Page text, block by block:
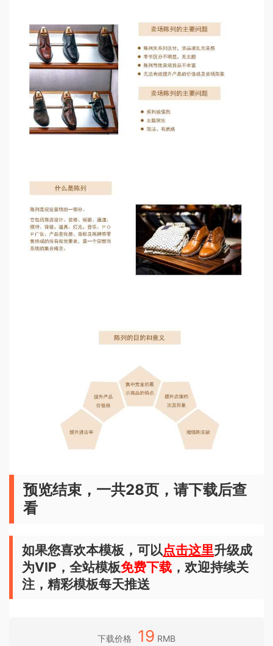
预览结束，一共28页，请下载后查
看
如果您喜欢本模板，可以点击这里升级成
为VIP，全站模板免费下载 ，欢迎持续关
注，精彩模板每天推送
下载价格 19 RMB